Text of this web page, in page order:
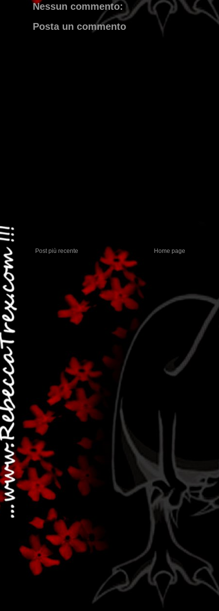
Nessun commento:
Posta un commento
Post più recente Home page